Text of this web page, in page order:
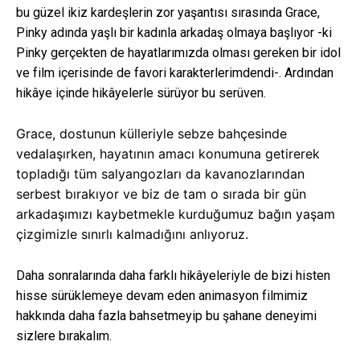
bu güzel ikiz kardeşlerin zor yaşantısı sırasında Grace,
Pinky adında yaşlı bir kadınla arkadaş olmaya başlıyor -ki
Pinky gerçekten de hayatlarımızda olması gereken bir idol
ve film içerisinde de favori karakterlerimdendi-. Ardından
hikâye içinde hikâyelerle sürüyor bu serüven.
Grace, dostunun külleriyle sebze bahçesinde
vedalaşırken, hayatının amacı konumuna getirerek
topladığı tüm salyangozları da kavanozlarından
serbest bırakıyor ve biz de tam o sırada bir gün
arkadaşımızı kaybetmekle kurduğumuz bağın yaşam
çizgimizle sınırlı kalmadığını anlıyoruz.
Daha sonralarında daha farklı hikâyeleriyle de bizi histen
hisse sürüklemeye devam eden animasyon filmimiz
hakkında daha fazla bahsetmeyip bu şahane deneyimi
sizlere bırakalım.